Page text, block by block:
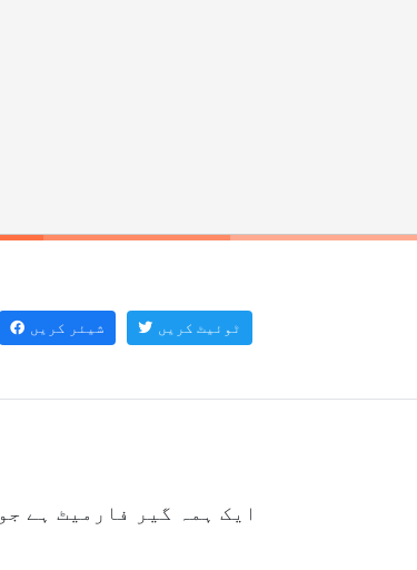
شیئر کریں ٹوئیٹ کریں